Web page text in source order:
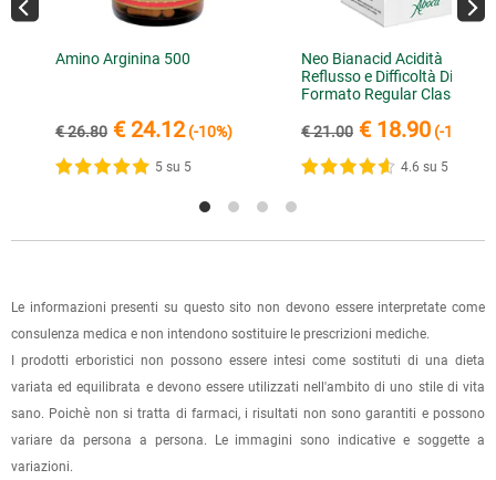
possibile richiedere un secondo tentativo di consegna o
ritirarla di persona entro 7 giorni.
È possibile effettuare un ordine sul sito e recarsi a ritirarlo
Per scegliere questa possibilità, seleziona l'opzione "Ritiro in
negozio" al momento della scelta della modalità di
spese di spedizione e sarai avvisato con una e-mail quando
l'ordine sarà pronto per il ritiro.
La spedizione è accompagnata da un riepilogo d'ordine,
oppure dalla fattura se richiesta al momento dell'ordine
(selezionando l'apposita casella del modulo d'ordine e
specificando l'indirizzo di fatturazione).
Dalla tua
potrai verificare lo stato di lavorazione
dell'ordine e lo stato della spedizione.
dell'accredito. Per accelerare la spedizione dell'ordine, puoi
inviare la ricevuta di versamento all'e-mail
I dati per il pagamento saranno riportati anche nell'email di
conferma dell'ordine.
Amino Arginina 500
€ 26.80 € 24.12(-10%)
5 su 5
Neo Bianacid Acidità
Reflusso e Difficoltà
Formato Regular Classic
€ 21.00 € 18.90 (-10%)
4.6 su 5
Le informazioni presenti su questo sito non devono essere interpretate come
consulenza medica e non intendono sostituire le prescrizioni mediche.
I prodotti erboristici non possono essere intesi come sostituti di una dieta
variata ed equilibrata e devono essere utilizzati nell'ambito di uno stile di vita
sano. Poichè non si tratta di farmaci, i risultati non sono garantiti e possono
variare da persona a persona. Le immagini sono indicative e soggette a
variazioni.